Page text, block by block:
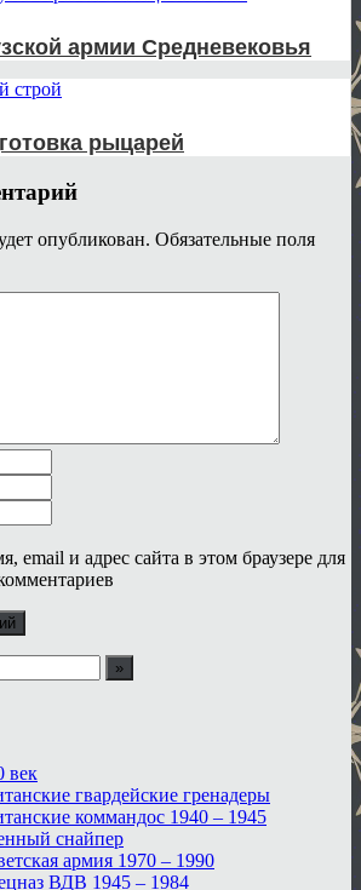
армии Средневековья
рыцарей
опубликован. Обязательные поля
email и адрес сайта в этом браузере для
век
гвардейские гренадеры
коммандос 1940 – 1945
снайпер
армия 1970 – 1990
ВДВ 1945 – 1984